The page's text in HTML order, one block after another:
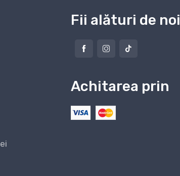
Fii alături de noi
Achitarea prin